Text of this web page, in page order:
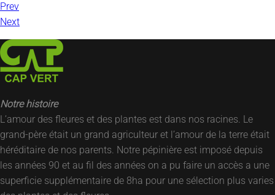
Prev
Next
Notre histoire
L’amour des fleures et des plantes est dans nos racines. Le
grand-père était un grand agriculteur et l’amour de la terre était
héréditaire de nos parents. Notre pépinière est imposé depuis
les années 90 et au fil des années on a pu faire un accès a une
superficie supplémentaire de 8ha pour une sélection plus varies